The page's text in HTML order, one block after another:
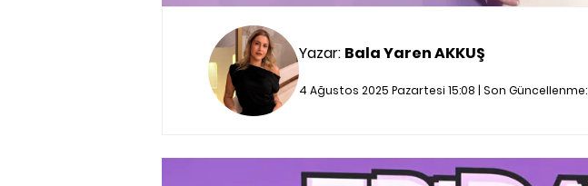
Yazar: Bala Yaren AKKUŞ
4 Ağustos 2025 Pazartesi 15:08 | Son Güncellenme: